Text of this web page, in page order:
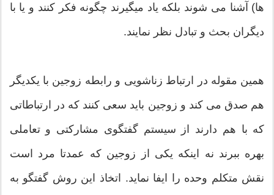
ها) آشنا می شوند بلکه یاد میگیرند چگونه فکر کنند و یا با
دیگران بحث و تبادل نظر نمایند.
همین مقوله در ارتباط زناشویی و رابطه زوجین با یکدیگر
هم صدق می کند و زوجین باید سعی کنند که در ارتباطاتی
که با هم دارند از سیستم گفتگوی مشارکتی و تعاملی
بهره ببرند نه اینکه یکی از زوجین که عمدتا مرد است
نقش متکلم وحده را ایفا نماید. اتخاذ این روش گفتگو به